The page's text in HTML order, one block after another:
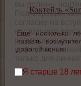
Коктейль
Ещё несколько
назвать
дорогой коньяк.
Подтверждая
согласие на
настоящего
размещенные на
информационный
только для
Я старше 18
использования